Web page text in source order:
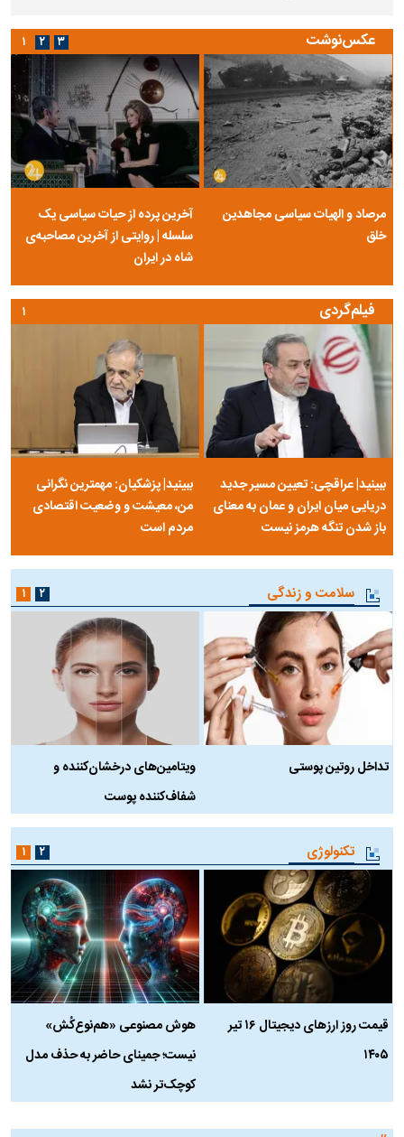
عکس‌نوشت
مرصاد و الهیات سیاسی مجاهدین
خلق
آخرین پرده از حیات سیاسی یک
سلسله | روایتی از آخرین مصاحبه‌ی
شاه در ایران
۱ ۲ ۳
فیلم‌گردی
ببینید| عراقچی: تعیین مسیر جدید
دریایی میان ایران و عمان به معنای
باز شدن تنگه هرمز نیست
ببینید| پزشکیان: مهمترین نگرانی
من، معیشت و وضعیت اقتصادی
مردم است
۱
سلامت و زندگی
تداخل روتین پوستی
ویتامین‌های درخشان‌کننده و
شفاف‌کننده پوست
۱ ۲
تکنولوژی
قیمت روز ارز‌های دیجیتال ۱۶ تیر
۱۴۰۵
هوش مصنوعی «هم‌نوع‌کُش»
نیست؛ جمینای حاضر به حذف مدل
کوچک‌تر نشد
۱ ۲